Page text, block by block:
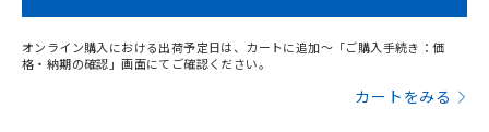
オンライン購入における出荷予定日は、カートに追加～「ご購入手続き：価
格・納期の確認」画面にてご確認ください。
カートをみる